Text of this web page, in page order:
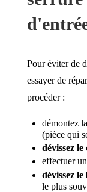
Pour éviter de
essayer de
procéder :
démontez
(pièce qui
dévissez
effectuer
dévissez
le plus